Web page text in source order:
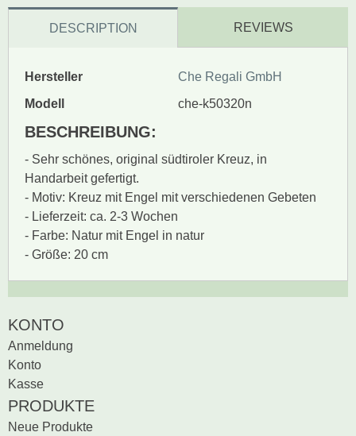
DESCRIPTION REVIEWS
Hersteller
Che Regali GmbH
Modell
che-k50320n
BESCHREIBUNG:
- Sehr schönes, original südtiroler Kreuz, in
Handarbeit gefertigt.
- Motiv: Kreuz mit Engel mit verschiedenen Gebeten
- Lieferzeit: ca. 2-3 Wochen
- Farbe: Natur mit Engel in natur
- Größe: 20 cm
Produktrezensionen.
Sei der erste, der
Bewertung schreiben
KONTO
Anmeldung
Konto
Kasse
PRODUKTE
Neue Produkte